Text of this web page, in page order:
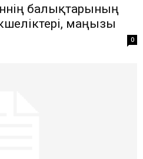
балықтарының
маңызы
0